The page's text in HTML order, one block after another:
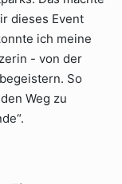
dieses Event
ich meine
- von der
So
Weg zu